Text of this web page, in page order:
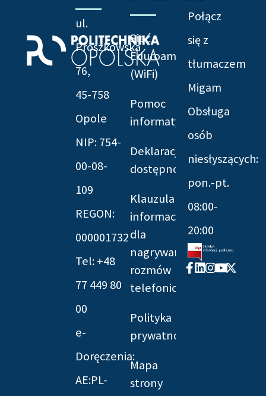
ul.
Prószkowska
76,
45-758
Opole
NIP: 754-
00-08-
109
REGON:
000001732
Tel: +48
77 449 80
00
e-
Doręczenia:
AE:PL-
Sieć
Eduroam
(WiFi)
Pomoc
informatyczna
Deklaracja
dostępności
Klauzula
informacyjna
dla
nagrywania
rozmów
telefonicznych
Polityka
prywatności
Mapa
strony
Połącz
się z
tłumaczem
Migam
Obsługa
osób
niesłyszących:
pon.-pt.
08:00-
20:00
Facebook-
f
Linkedin
Instagram
Youtube
X-
twitter